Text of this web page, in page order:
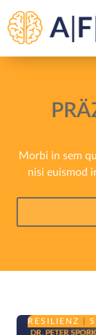
Morbi in sem
nisi euismod
RESILIENZ